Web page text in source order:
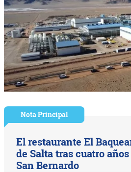
Nota Principal
El restaurante El
de Salta tras cuatro
San Bernardo